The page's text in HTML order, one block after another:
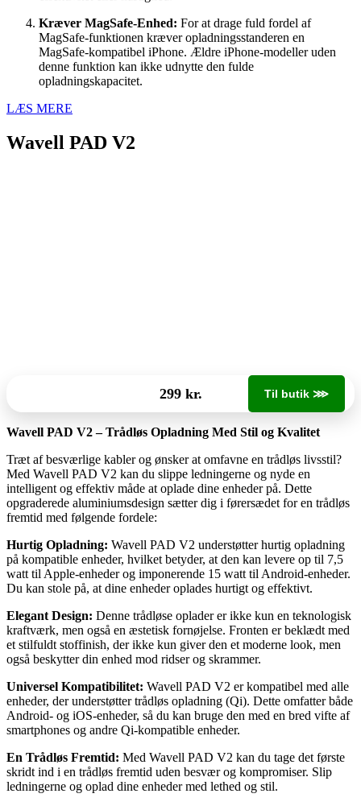
Kræver MagSafe-Enhed: For at drage fuld fordel af
MagSafe-funktionen kræver opladningsstanderen en
MagSafe-kompatibel iPhone. Ældre iPhone-modeller uden
denne funktion kan ikke udnytte den fulde
opladningskapacitet.
LÆS MERE
Wavell PAD V2
299 kr. Til butik ⋙
Wavell PAD V2 – Trådløs Opladning Med Stil og Kvalitet
Træt af besværlige kabler og ønsker at omfavne en trådløs livsstil?
Med Wavell PAD V2 kan du slippe ledningerne og nyde en
intelligent og effektiv måde at oplade dine enheder på. Dette
opgraderede aluminiumsdesign sætter dig i førersædet for en trådløs
fremtid med følgende fordele:
Hurtig Opladning: Wavell PAD V2 understøtter hurtig opladning
på kompatible enheder, hvilket betyder, at den kan levere op til 7,5
watt til Apple-enheder og imponerende 15 watt til Android-enheder.
Du kan stole på, at dine enheder oplades hurtigt og effektivt.
Elegant Design: Denne trådløse oplader er ikke kun en teknologisk
kraftværk, men også en æstetisk fornøjelse. Fronten er beklædt med
et stilfuldt stoffinish, der ikke kun giver den et moderne look, men
også beskytter din enhed mod ridser og skrammer.
Universel Kompatibilitet: Wavell PAD V2 er kompatibel med alle
enheder, der understøtter trådløs opladning (Qi). Dette omfatter både
Android- og iOS-enheder, så du kan bruge den med en bred vifte af
smartphones og andre Qi-kompatible enheder.
En Trådløs Fremtid: Med Wavell PAD V2 kan du tage det første
skridt ind i en trådløs fremtid uden besvær og kompromiser. Slip
ledningerne og oplad dine enheder med lethed og stil.